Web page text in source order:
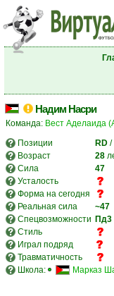
Надим Насри
Команда: Вест Аделаида
Позиции
RD /
Возраст
28
Сила
47
Усталость
Форма на сегодня
Реальная сила
~47
Спецвозможности Пд3
Стиль
Играл подряд
Травматичность
Школа:
Марказ